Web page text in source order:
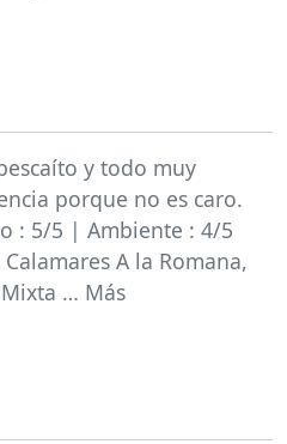
y todo muy
porque no es caro.
: 5/5 | Ambiente : 4/5
A la Romana,
… Más